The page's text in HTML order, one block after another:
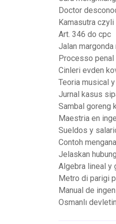
Doctor
Kamasutra
Art. 346 do cpc
Jalan
Processo
Cinleri evden
Teoria musical
Jurnal kasus
Sambal goreng
Maestria en
Sueldos y
Contoh
Jelaskan
Algebra lineal y
Metro di parigi
Manual de
Osmanlı